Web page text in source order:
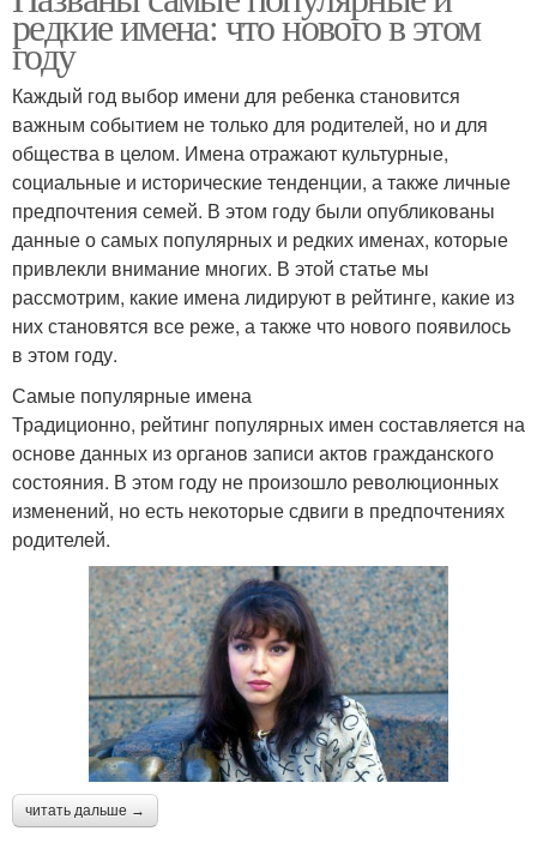
редкие имена: что нового в этом
году
Каждый год выбор имени для ребенка становится
важным событием не только для родителей, но и для
общества в целом. Имена отражают культурные,
социальные и исторические тенденции, а также личные
предпочтения семей. В этом году были опубликованы
данные о самых популярных и редких именах, которые
привлекли внимание многих. В этой статье мы
рассмотрим, какие имена лидируют в рейтинге, какие из
них становятся все реже, а также что нового появилось
в этом году.
Самые популярные имена
Традиционно, рейтинг популярных имен составляется на
основе данных из органов записи актов гражданского
состояния. В этом году не произошло революционных
изменений, но есть некоторые сдвиги в предпочтениях
родителей.
читать дальше →